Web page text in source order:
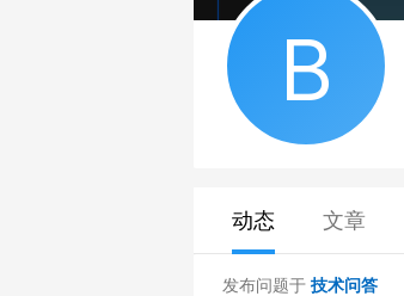
B
动态 文章
发布问题于 技术问答